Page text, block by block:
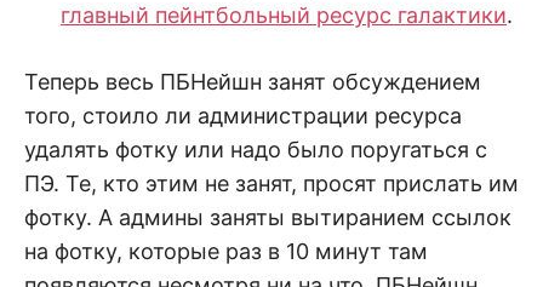
главный пейнтбольный ресурс галактики.
Теперь весь ПБНейшн занят обсуждением
того, стоило ли администрации ресурса
удалять фотку или надо было поругаться с
ПЭ. Те, кто этим не занят, просят прислать им
фотку. А админы заняты вытиранием ссылок
на фотку, которые раз в 10 минут там